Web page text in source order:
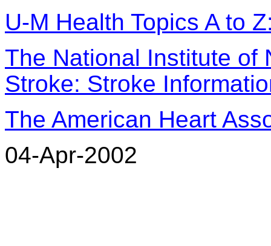
U-M Health Topics A to
The National Institute of
Stroke: Stroke
The American Heart
04-Apr-2002